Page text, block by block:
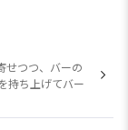
せつつ、バーの
持ち上げてバー